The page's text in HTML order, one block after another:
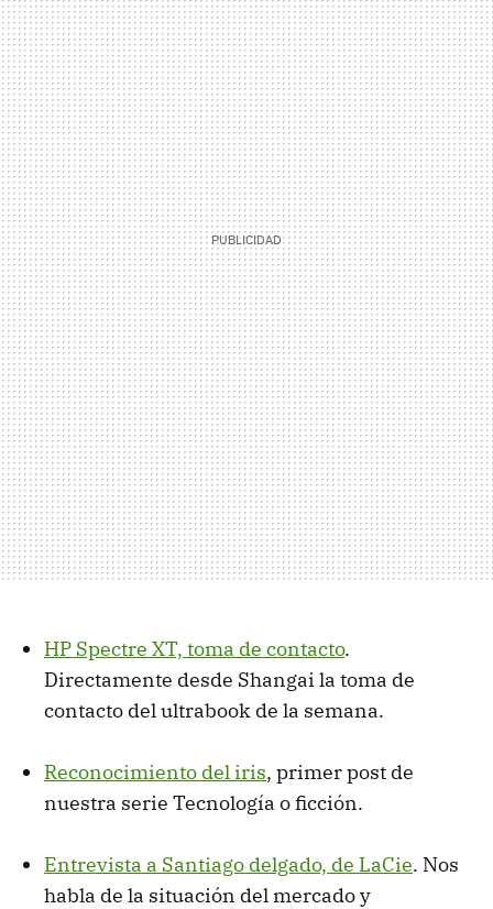
HP Spectre XT, toma de contacto.
Directamente desde Shangai la toma de
contacto del ultrabook de la semana.
Reconocimiento del iris, primer post de
nuestra serie Tecnología o ficción.
Entrevista a Santiago delgado, de LaCie. Nos
habla de la situación del mercado y